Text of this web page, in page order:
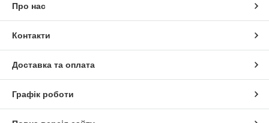
Про нас
Контакти
Доставка та оплата
Графік роботи